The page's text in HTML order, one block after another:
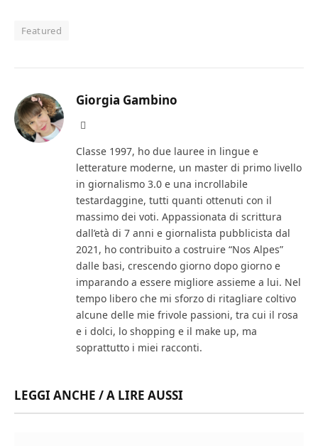
Featured
Giorgia Gambino
Classe 1997, ho due lauree in lingue e
letterature moderne, un master di primo livello
in giornalismo 3.0 e una incrollabile
testardaggine, tutti quanti ottenuti con il
massimo dei voti. Appassionata di scrittura
dall’età di 7 anni e giornalista pubblicista dal
2021, ho contribuito a costruire “Nos Alpes”
dalle basi, crescendo giorno dopo giorno e
imparando a essere migliore assieme a lui. Nel
tempo libero che mi sforzo di ritagliare coltivo
alcune delle mie frivole passioni, tra cui il rosa
e i dolci, lo shopping e il make up, ma
soprattutto i miei racconti.
LEGGI ANCHE / A LIRE AUSSI